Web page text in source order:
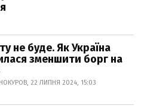
не буде. Як Україна
зменшити борг на
22 ЛИПНЯ 2024, 15:03